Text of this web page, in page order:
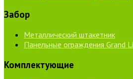
Забор
Металлический штакетник
Панельные ограждения Grand
Комплектующие